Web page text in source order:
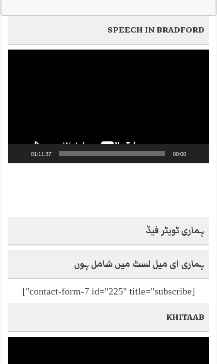
SPEECH IN BRADFORD
00:00
01:11:37
ہماری ٹویٹر فیڈ
ہماری ای میل لسٹ میں شامل ہوں
[contact-form-7 id="225" title="subscribe"]
KHITAAB